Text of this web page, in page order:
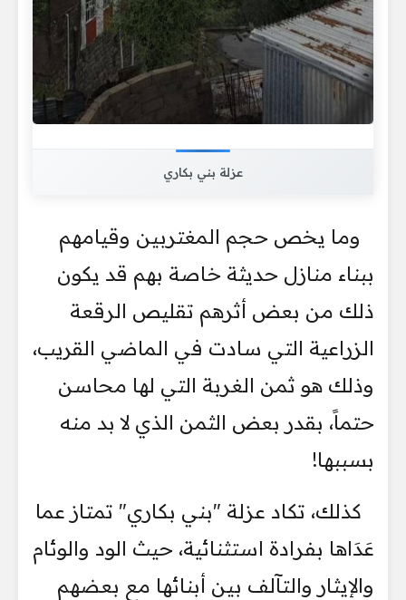
عزلة بني بكاري
وما يخص حجم المغتربين وقيامهم
ببناء منازل حديثة خاصة بهم قد يكون
ذلك من بعض أثرهم تقليص الرقعة
الزراعية التي سادت في الماضي القريب،
وذلك هو ثمن الغربة التي لها محاسن
حتماً، بقدر بعض الثمن الذي لا بد منه
بسببها!
كذلك، تكاد عزلة "بني بكاري" تمتاز عما
عَدَاها بفرادة استثنائية، حيث الود والوئام
والإيثار والتآلف بين أبنائها مع بعضهم